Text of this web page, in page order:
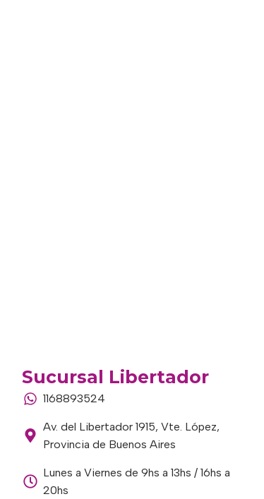
Sucursal Libertador
1168893524
Av. del Libertador 1915, Vte. López,
Provincia de Buenos Aires
Lunes a Viernes de 9hs a 13hs / 16hs a
20hs